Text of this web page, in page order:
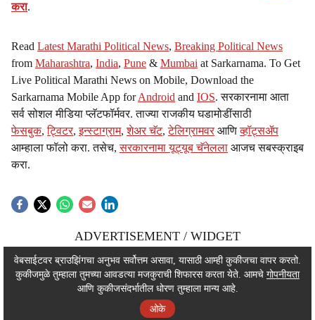
करा.
Read Latest Marathi Political News, Breaking Political News
from Maharashtra, India, Pune & Mumbai at Sarkarnama. To Get
Live Political Marathi News on Mobile, Download the
Sarkarnama Mobile App forAndroid and IOS. सरकारनामा आता
सर्व सोशल मीडिया प्लॅटफॉर्मवर. ताज्या राजकीय घडामोडींसाठी
फेसबुक,ट्विटर,इन्स्टाग्राम,शेअर चॅट,टेलिग्रामवर आणिव्हॉट्सॲप
आम्हाला फॉलो करा. तसेच,सरकारनामा यूट्यूब चॅनेलला आजच सबस्क्राइब
करा.
ADVERTISEMENT / WIDGET
ADVERTISEMENT / WIDGET
ADVERTISEMENT / WIDGET
वेबसाईटवर ब्राउझिंगचा अनुभव सर्वोत्तम असावा, यासाठी आम्ही कुकीजचा वापर करतो.
कुकीजमुळे तुम्हाला तुमच्या आवडत्या मजकुराची शिफारस करता येते. आमचे गोपनीयता
आणि कुकीजसंदर्भातील धोरण तुम्हाला मान्य आहे.
ओके